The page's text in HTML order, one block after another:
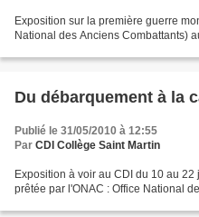
Exposition sur la première guerre
National des Anciens Combattants)
Du débarquement à la
Publié le 31/05/2010 à 12:55
Par CDI Collège Saint Martin
Exposition à voir au CDI du 10 au
prêtée par l'ONAC : Office National